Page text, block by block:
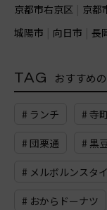
京都市右京区
京都
城陽市
向日市 長
TAG おすすめ
# ランチ # 寺
# 団栗通 # 黒
# メルボルンスタ
# おからドーナツ